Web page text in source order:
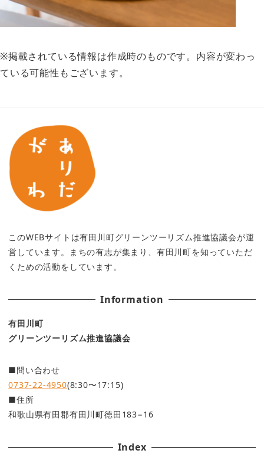
※掲載されている情報は作成時のものです。内容が変わっ
ている可能性もございます。
このWEBサイトは有田川町グリーンツーリズム推進協議会が運
営しています。まちの有志が集まり、有田川町を知っていただ
くための活動をしています。
Information
有田川町
グリーンツーリズム推進協議会
■問い合わせ
0737-22-4950(8:30〜17:15)
■住所
和歌山県有田郡有田川町徳田183−16
Index